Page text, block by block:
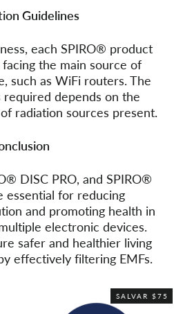
Guidelines
each SPIRO® product
the main source of
such as WiFi routers. The
depends on the
radiation sources present.
DISC PRO, and SPIRO®
essential for reducing
and promoting health in
electronic devices.
safer and healthier living
effectively filtering EMFs.
SALVAR $75